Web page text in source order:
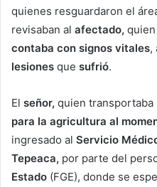
quienes resguardaron el
revisaban al afectado,
contaba con signos vitales,
lesiones que sufrió.
El señor, quien transportaba
para la agricultura al
ingresado al Servicio
Tepeaca, por parte del
Estado (FGE), donde se